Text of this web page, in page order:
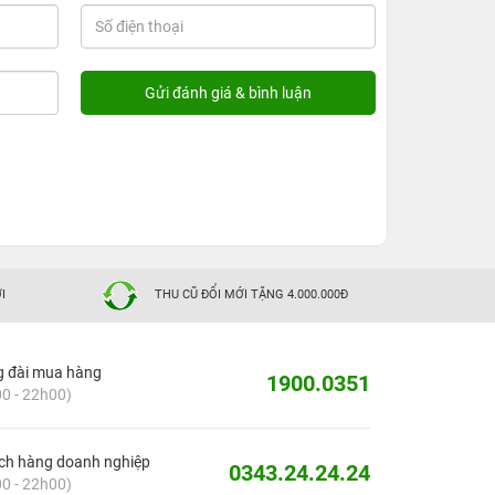
THU CŨ ĐỔI MỚI TẶNG 4.000.000Đ
đài mua hàng
- 22h00)
1900.0351
hàng doanh nghiệp
- 22h00)
0343.24.24.24